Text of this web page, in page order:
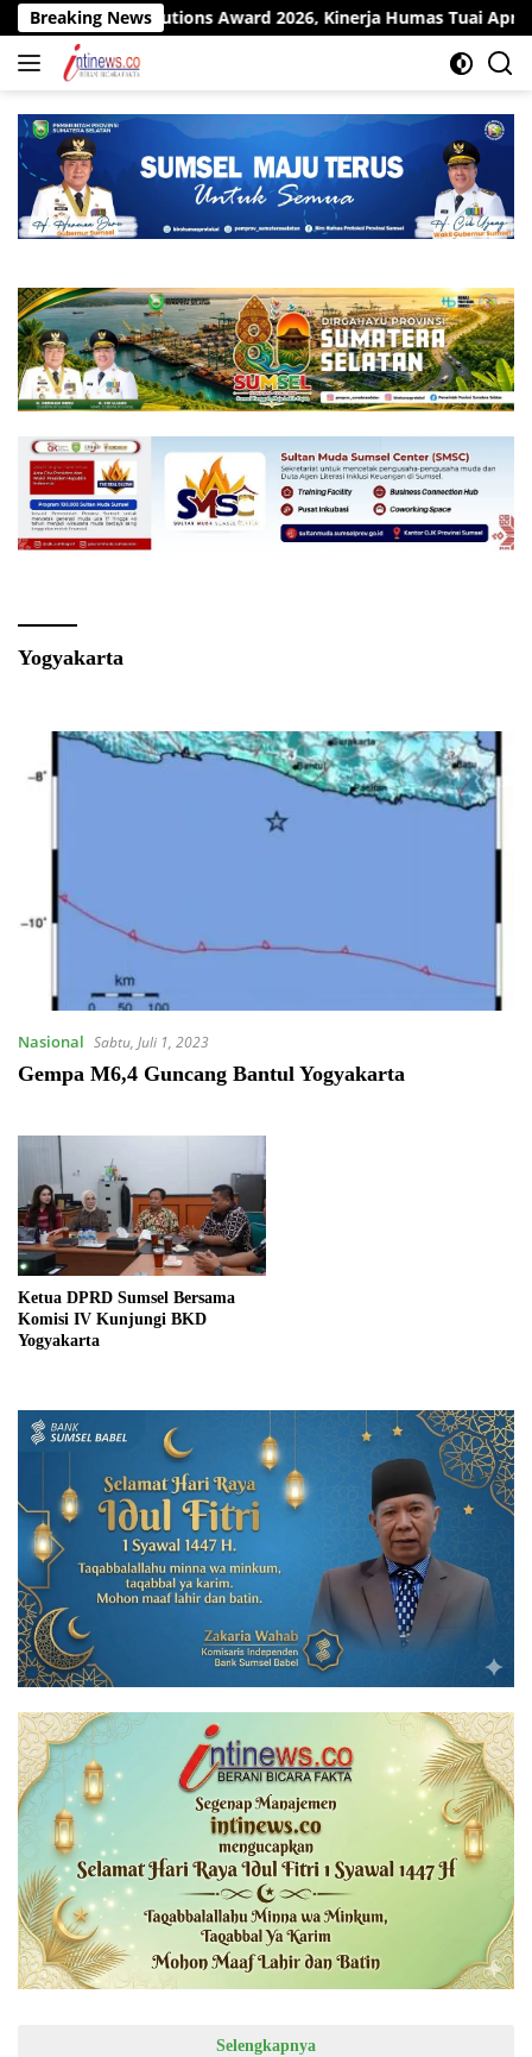
Langsung
ke
konten
Breaking News
Institutions Award 2026, Kinerja Humas Tuai Apresiasi
Yogyakarta
Nasional Sabtu, Juli 1, 2023
Gempa M6,4 Guncang Bantul Yogyakarta
Ketua DPRD Sumsel Bersama
Komisi IV Kunjungi BKD
Yogyakarta
Selengkapnya